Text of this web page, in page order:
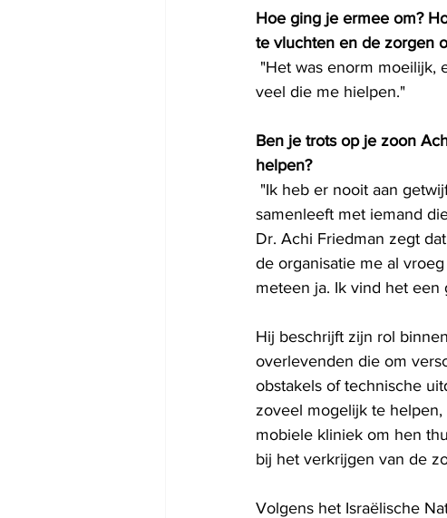
Hoe ging je ermee om?
te vluchten en de zorgen
veel die me hielpen."
Ben je trots op je zoon
helpen?
samenleeft met iemand
Dr. Achi Friedman zegt
de organisatie me al
meteen ja. Ik vind het een
Hij beschrijft zijn rol
overlevenden die om
obstakels of technische
zoveel mogelijk te
mobiele kliniek om hen
bij het verkrijgen van de
Volgens het Israëlische